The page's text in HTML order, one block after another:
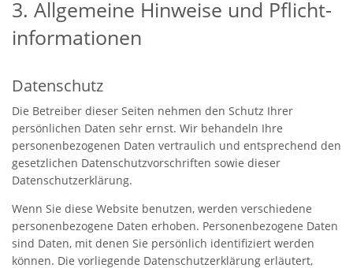
3. Allgemeine Hinweise und Pflicht­
informationen
Datenschutz
Die Betreiber dieser Seiten nehmen den Schutz Ihrer
persönlichen Daten sehr ernst. Wir behandeln Ihre
personenbezogenen Daten vertraulich und entsprechend den
gesetzlichen Datenschutzvorschriften sowie dieser
Datenschutzerklärung.
Wenn Sie diese Website benutzen, werden verschiedene
personenbezogene Daten erhoben. Personenbezogene Daten
sind Daten, mit denen Sie persönlich identifiziert werden
können. Die vorliegende Datenschutzerklärung erläutert,